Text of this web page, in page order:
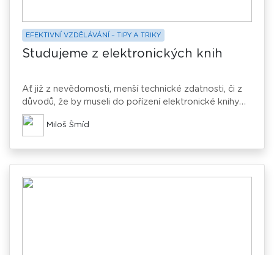
EFEKTIVNÍ VZDĚLÁVÁNÍ – TIPY A TRIKY
Studujeme z elektronických knih
Ať již z nevědomosti, menší technické zdatnosti, či z
důvodů, že by museli do pořízení elektronické knihy
nebo čtečky investovat čas nebo i peníze dává i v
současné době většina žáků a studentů přednost
Miloš Šmíd